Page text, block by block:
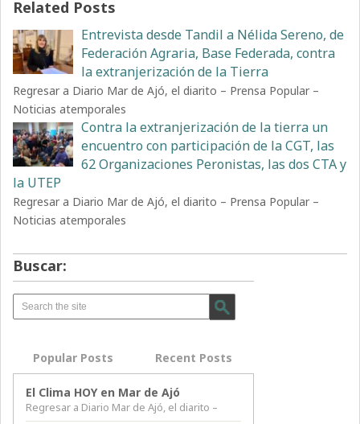
Related Posts
Entrevista desde Tandil a Nélida Sereno, de
Federación Agraria, Base Federada, contra
la extranjerización de la Tierra
Regresar a Diario Mar de Ajó, el diarito – Prensa Popular –
Noticias atemporales
Contra la extranjerización de la tierra un
encuentro con participación de la CGT, las
62 Organizaciones Peronistas, las dos CTA y
la UTEP
Regresar a Diario Mar de Ajó, el diarito – Prensa Popular –
Noticias atemporales
Buscar:
Popular Posts Recent Posts
El Clima HOY en Mar de Ajó
Regresar a Diario Mar de Ajó, el diarito –